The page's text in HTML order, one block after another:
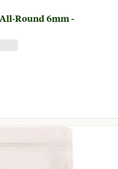
Round 6mm -
€ 19,95